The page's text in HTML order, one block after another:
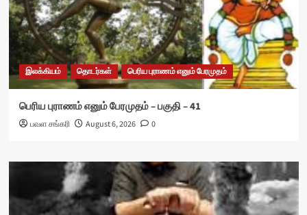
இலக்கியம் தொடர்கள் பெரிய புராணம் எனும் பேரமுதம்
பெரிய புராணம் எனும் பேரமுதம் – பகுதி – 41
பவள சங்கரி August 6, 2026 0